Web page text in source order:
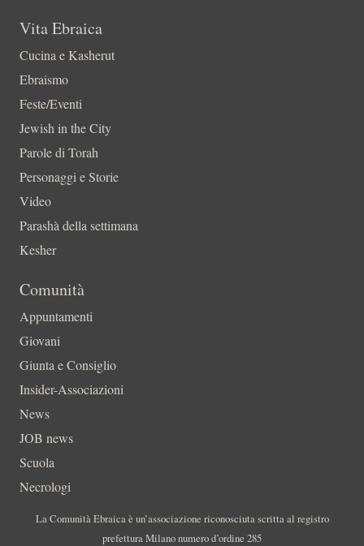
Vita Ebraica
Cucina e Kasherut
Ebraismo
Feste/Eventi
Jewish in the City
Parole di Torah
Personaggi e Storie
Video
Parashà della settimana
Kesher
Comunità
Appuntamenti
Giovani
Giunta e Consiglio
Insider-Associazioni
News
JOB news
Scuola
Necrologi
La Comunità Ebraica è un’associazione riconosciuta scritta al registro
prefettura Milano numero d’ordine 285